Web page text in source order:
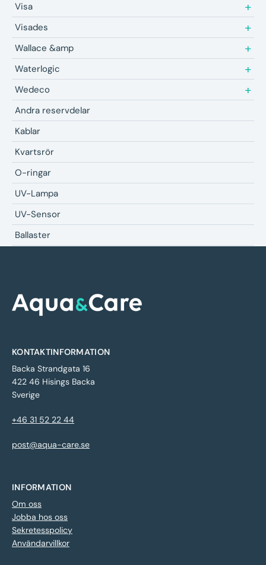
Andra reservdelar
Kablar
Kvartsrör
O-ringar
UV-Lampa
UV-Sensor
Ballaster
Visa
Visades
Wallace &amp
Waterlogic
Wedeco
KONTAKTINFORMATION
Backa Strandgata 16
422 46 Hisings Backa
Sverige
+46 31 52 22 44
post@aqua-care.se
INFORMATION
Om oss
Jobba hos oss
Sekretesspolicy
Användarvillkor